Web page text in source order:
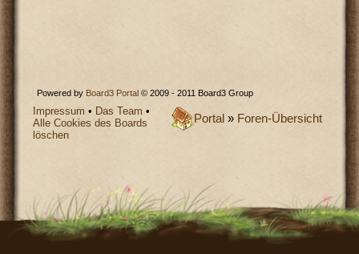
Powered by Board3 Portal © 2009 - 2011 Board3 Group
Portal » Foren-Übersicht
Impressum • Das Team •
Alle Cookies des Boards
löschen